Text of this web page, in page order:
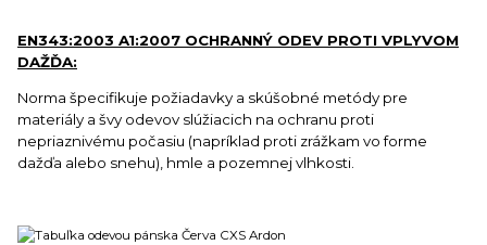
EN343:2003 A1:2007 OCHRANNÝ ODEV PROTI VPLYVOM
DAŽĎA:
Norma špecifikuje požiadavky a skúšobné metódy pre
materiály a švy odevov slúžiacich na ochranu proti
nepriaznivému počasiu (napríklad proti zrážkam vo forme
dažďa alebo snehu), hmle a pozemnej vlhkosti.